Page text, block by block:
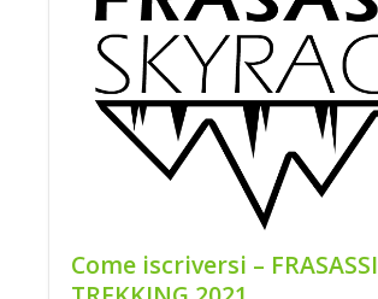
Come iscriversi – FRASASSI